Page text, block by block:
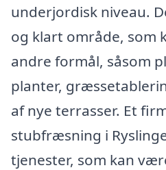
underjordisk niveau.
og klart område, som
andre formål, såsom
planter,
af nye terrasser. Et
stubfræsning i
tjenester, som kan